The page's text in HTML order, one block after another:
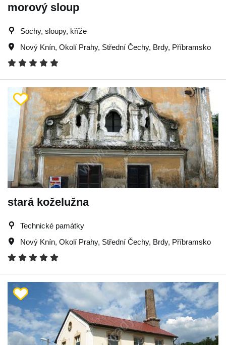
morový sloup
Sochy, sloupy, kříže
Nový Knín, Okolí Prahy, Střední Čechy, Brdy, Příbramsko
stará koželužna
Technické památky
Nový Knín, Okolí Prahy, Střední Čechy, Brdy, Příbramsko